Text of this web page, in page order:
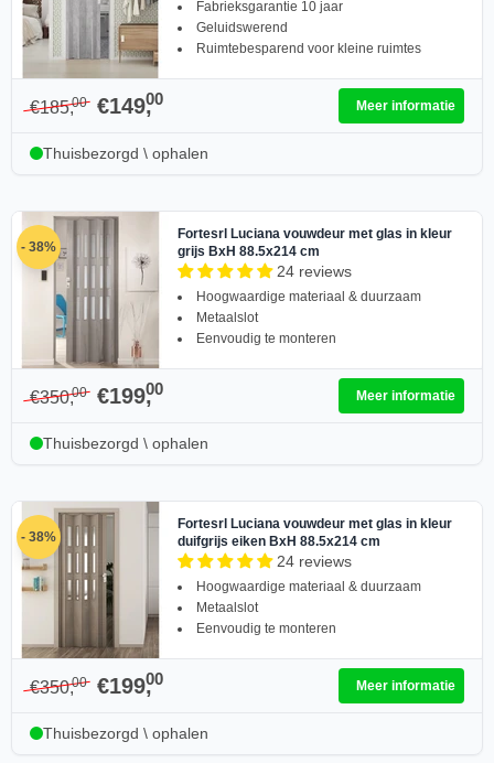
Fabrieksgarantie 10 jaar
Geluidswerend
Ruimtebesparend voor kleine ruimtes
€185,00 €149,
00 Meer informatie
Thuisbezorgd \ ophalen
- 38%
Fortesrl Luciana vouwdeur met glas in kleur
grijs BxH 88.5x214 cm
24 reviews
Hoogwaardige materiaal & duurzaam
Metaalslot
Eenvoudig te monteren
€350,00 €199,
00 Meer informatie
Thuisbezorgd \ ophalen
- 38%
Fortesrl Luciana vouwdeur met glas in kleur
duifgrijs eiken BxH 88.5x214 cm
24 reviews
Hoogwaardige materiaal & duurzaam
Metaalslot
Eenvoudig te monteren
€350,00 €199,
00 Meer informatie
Thuisbezorgd \ ophalen